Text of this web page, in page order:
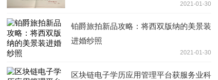
2021-01-30
铂爵旅拍新品攻略：将西双版纳的美景装
进婚纱照
2021-01-30
区块链电子学历应用管理平台获服务业科